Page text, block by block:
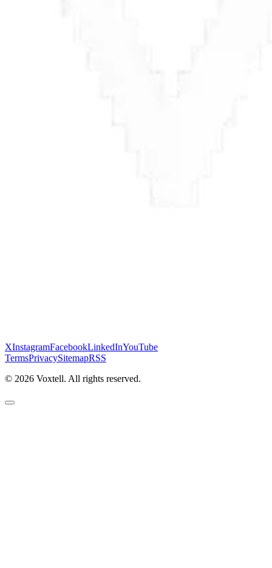
XInstagramFacebookLinkedInYouTube
TermsPrivacySitemapRSS
© 2026 Voxtell. All rights reserved.